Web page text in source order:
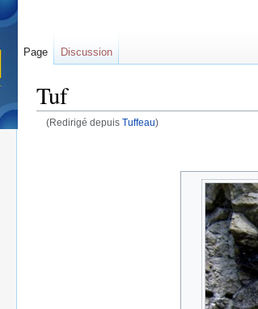
Tuf
(Redirigé depuis Tuffeau)
Page Discussion